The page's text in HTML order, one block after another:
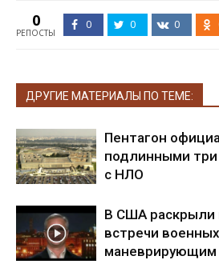
0
РЕПОСТЫ
0 0 0
ДРУГИЕ МАТЕРИАЛЫ ПО ТЕМЕ:
Пентагон
подлинными
с НЛО
В США раскрыли
встречи